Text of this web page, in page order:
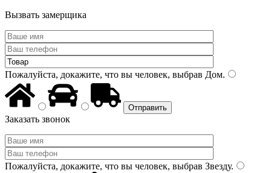
Вызвать замерщика
Пожалуйста, докажите, что вы человек, выбрав Дом.
Заказать звонок
Пожалуйста, докажите, что вы человек, выбрав Звезду.